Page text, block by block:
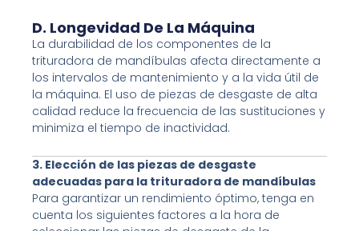
D. Longevidad De La Máquina
La durabilidad de los componentes de la
trituradora de mandíbulas afecta directamente a
los intervalos de mantenimiento y a la vida útil de
la máquina. El uso de piezas de desgaste de alta
calidad reduce la frecuencia de las sustituciones y
minimiza el tiempo de inactividad.
3. Elección de las piezas de desgaste
adecuadas para la trituradora de mandíbulas
Para garantizar un rendimiento óptimo, tenga en
cuenta los siguientes factores a la hora de